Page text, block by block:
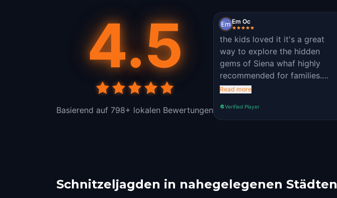
4.5
Basierend auf 798+ lokalen Bewertungen
Em Oc
the kids loved it it's a great
way to explore the hidden
gems of Siena whaf highly
recommended for families.
this was the best quest ever.
Read more
Verified Player
Schnitzeljagden in nahegelegenen Städten
Montepulciano